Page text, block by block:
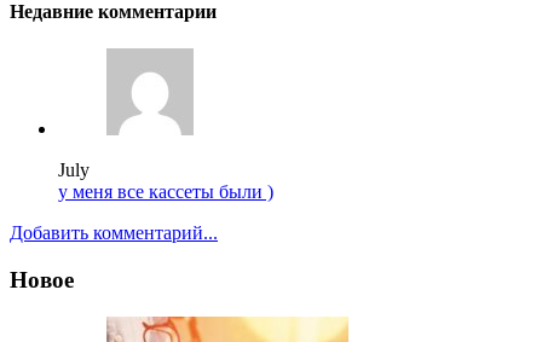
Недавние комментарии
July
у меня все кассеты были )
Добавить комментарий...
Новое